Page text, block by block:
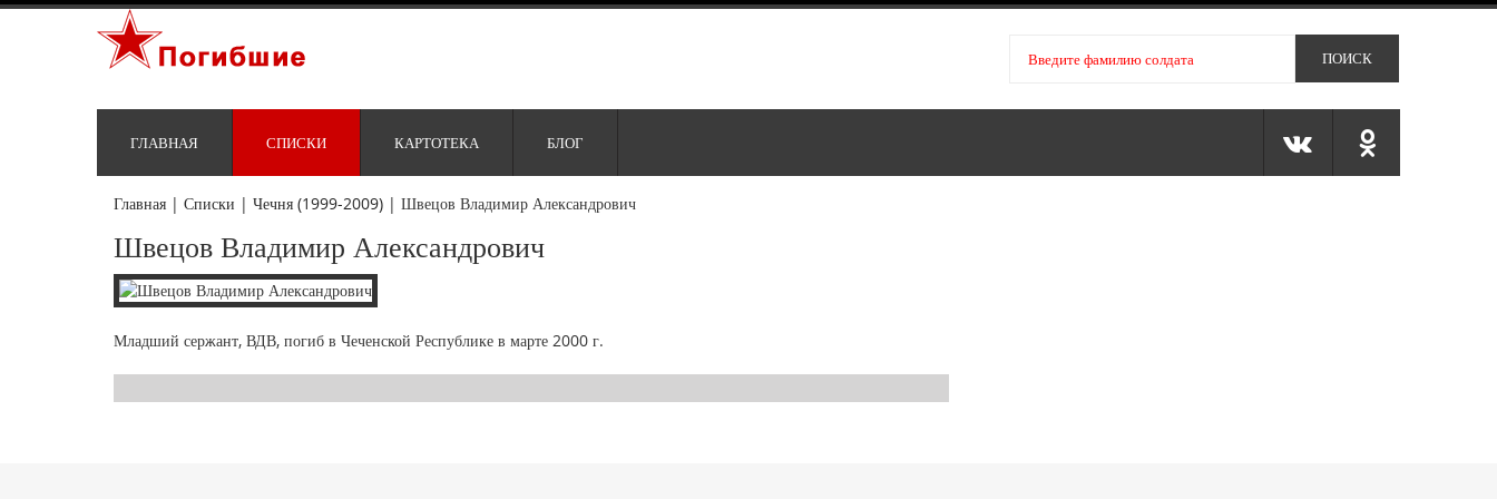
ГЛАВНАЯ СПИСКИ КАРТОТЕКА БЛОГ
Главная | Списки | Чечня (1999-2009) | Швецов Владимир Александрович
Швецов Владимир Александрович
Младший сержант, ВДВ, погиб в Чеченской Республике в марте 2000 г.